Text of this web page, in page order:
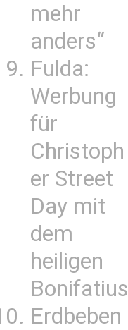
mehr
anders“
Fulda:
Werbung
für
Christoph
er Street
Day mit
dem
heiligen
Bonifatius
Erdbeben